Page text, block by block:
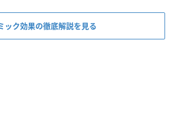
ック効果の徹底解説を見る